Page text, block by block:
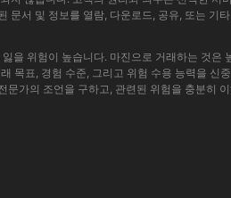
서 및 정보를 열람, 다운로드, 공유, 또는 기
을 위험이 높습니다. 마진으로 거래하는 것은
목표, 경험 수준, 그리고 위험 수용 능력을 신
가의 조언을 구하고, 관련된 위험을 충분히